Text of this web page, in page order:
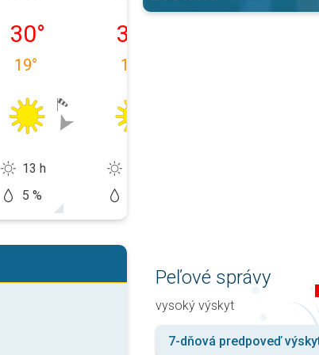
pondelok 10. 08.
30°
19°
13 h
5 %
utorok 11. 08.
32
17
Peľové správy
vysoký výskyt
7-dňová predpoveď